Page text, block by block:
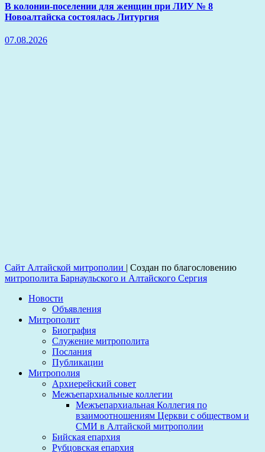
В колонии-поселении для женщин при ЛИУ № 8
Новоалтайска состоялась Литургия
07.08.2026
Сайт Алтайской митрополии | Создан по благословению
митрополита Барнаульского и Алтайского Сергия
Новости
Объявления
Митрополит
Биография
Служение митрополита
Послания
Публикации
Митрополия
Архиерейский совет
Межъепархиальные коллегии
Межъепархиальная Коллегия по
взаимоотношениям Церкви с обществом и
СМИ в Алтайской митрополии
Бийская епархия
Рубцовская епархия